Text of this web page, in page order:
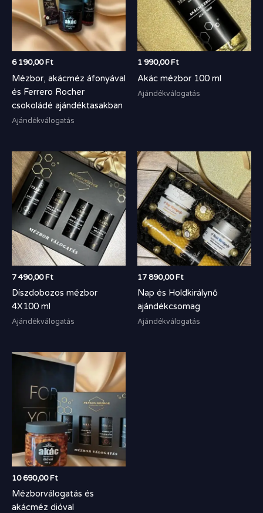
6 190,00Ft
Mézbor, akácméz áfonyával
és Ferrero Rocher
csokoládé ajándéktasakban
Ajándékválogatás
1 990,00Ft
Akác mézbor 100 ml
Ajándékválogatás
7 490,00Ft
Díszdobozos mézbor
4X100 ml
Ajándékválogatás
17 890,00Ft
Nap és Holdkirálynő
ajándékcsomag
Ajándékválogatás
10 690,00Ft
Mézborválogatás és
akácméz dióval